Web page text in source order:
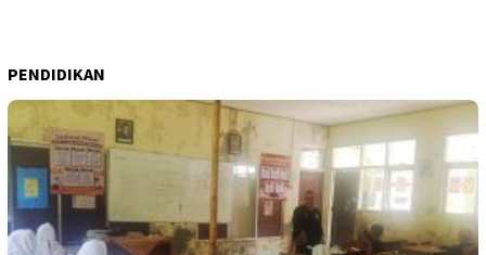
PENDIDIKAN